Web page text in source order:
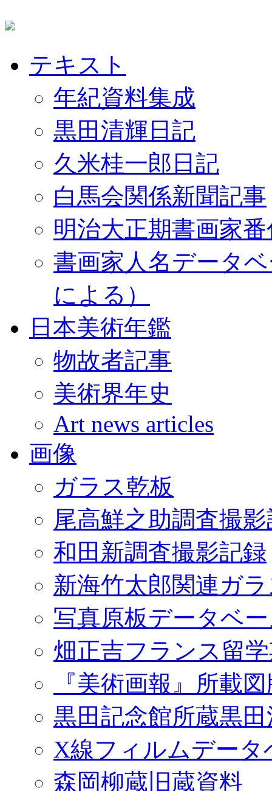
テキスト
年紀資料集成
黒田清輝日記
久米桂一郎日記
白馬会関係新聞記事
明治大正期書画家
書画家人名データ
による）
日本美術年鑑
物故者記事
美術界年史
Art news articles
画像
ガラス乾板
尾高鮮之助調査撮
和田新調査撮影記録
新海竹太郎関連ガ
写真原板データベ
畑正吉フランス留
『美術画報』所載
黒田記念館所蔵黒
X線フィルムデータ
森岡柳蔵旧蔵資料